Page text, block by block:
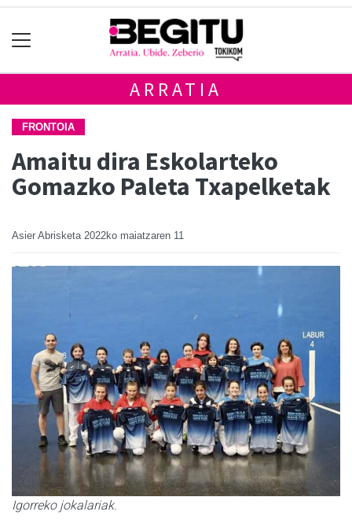
ARRATIA
FRONTOIA
Amaitu dira Eskolarteko
Gomazko Paleta Txapelketak
Asier Abrisketa 2022ko maiatzaren 11
Igorreko jokalariak.